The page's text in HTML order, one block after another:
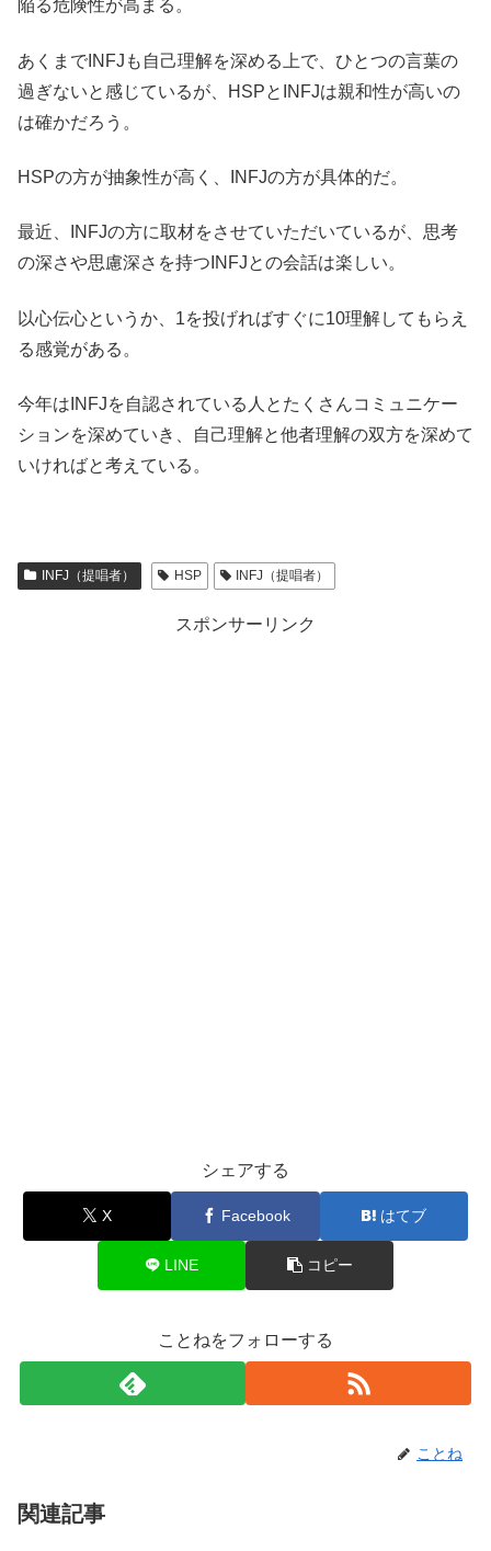
陥る危険性が高まる。
あくまでINFJも自己理解を深める上で、ひとつの言葉の
過ぎないと感じているが、HSPとINFJは親和性が高いの
は確かだろう。
HSPの方が抽象性が高く、INFJの方が具体的だ。
最近、INFJの方に取材をさせていただいているが、思考
の深さや思慮深さを持つINFJとの会話は楽しい。
以心伝心というか、1を投げればすぐに10理解してもらえ
る感覚がある。
今年はINFJを自認されている人とたくさんコミュニケー
ションを深めていき、自己理解と他者理解の双方を深めて
いければと考えている。
INFJ（提唱者） HSP INFJ（提唱者）
スポンサーリンク
シェアする
X Facebook はてブ
LINE コピー
ことねをフォローする
ことね
関連記事